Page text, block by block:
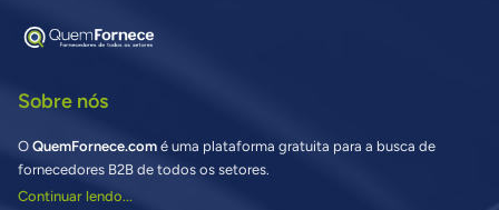
Sobre nós
O QuemFornece.com é uma plataforma gratuita para a busca de
fornecedores B2B de todos os setores.
Continuar lendo...